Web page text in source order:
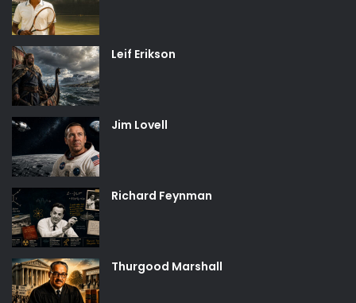
Leif Erikson
Jim Lovell
Richard Feynman
Thurgood Marshall